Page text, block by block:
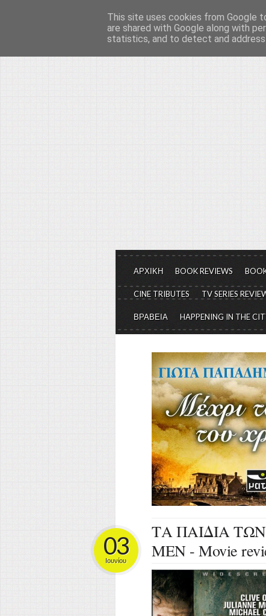
Το μεγαλείο των
Είμαστε πάντα εδώ για να μιλάμε
ΑΡΧΙΚΗ BOOK REVIEWS
CINE TRIBUTES TV SERIES
ΒΡΑΒΕΙΑ HAPPENING IN THE
ΤΑ ΠΑΙΔΙΑ
MEN - Movie
03
Ιουνίου
This site uses cookies from Google
are shared with Google along with
statistics, and to detect and address